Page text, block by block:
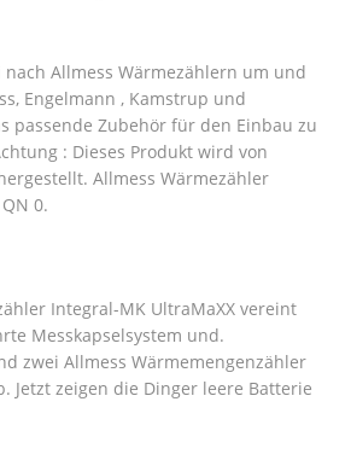
nach Allmess Wärmezählern um und
Engelmann , Kamstrup und
passende Zubehör für den Einbau zu
: Dieses Produkt wird von
Allmess Wärmezähler
0.
Integral-MK UltraMaXX vereint
Messkapselsystem und.
zwei Allmess Wärmemengenzähler
Jetzt zeigen die Dinger leere Batterie